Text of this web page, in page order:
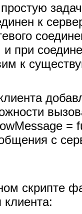
к
при
к
=
с
скрипте
клиента: